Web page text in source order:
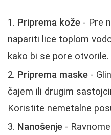
Priprema kože - Pre
napariti lice toplom
kako bi se pore otvorile.
Priprema maske -
čajem ili drugim
Koristite nemetalne
Nanošenje -